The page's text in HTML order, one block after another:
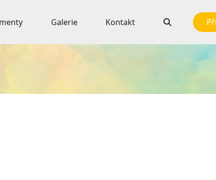
Galerie Kontakt